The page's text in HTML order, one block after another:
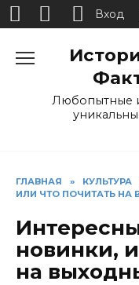
Любопытные
ГЛАВНАЯ » КУЛЬТУРА
ИЛИ ЧТО ПОЧИТАТЬ
новинки,
на
Вход